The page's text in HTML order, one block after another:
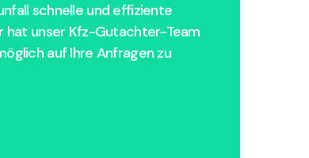
schnelle und effiziente
hat unser Kfz-Gutachter-Team
auf Ihre Anfragen zu